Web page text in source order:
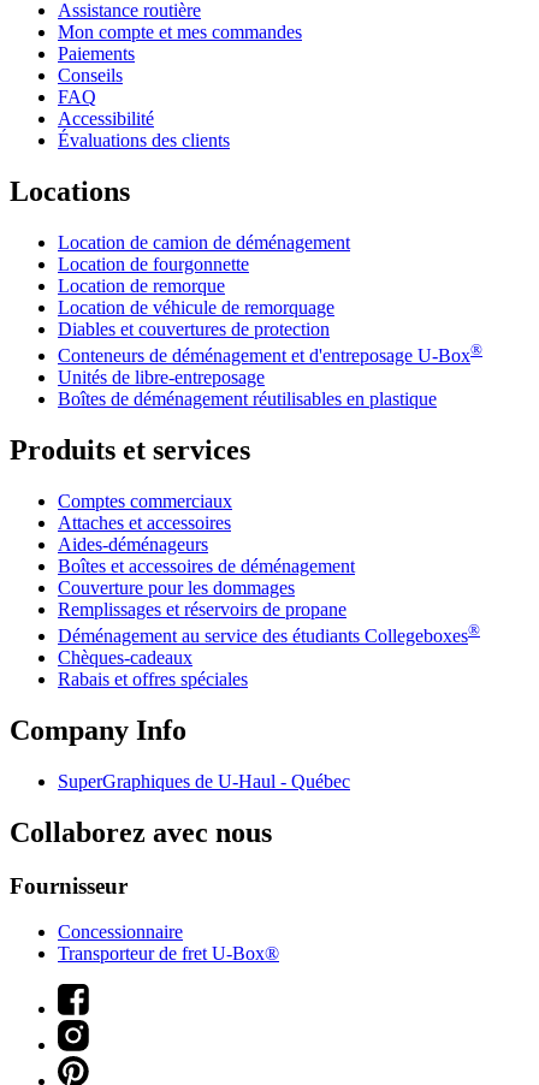
Assistance routière
Mon compte et mes commandes
Paiements
Conseils
FAQ
Accessibilité
Évaluations des clients
Locations
Location de camion de déménagement
Location de fourgonnette
Location de remorque
Location de véhicule de remorquage
Diables et couvertures de protection
Conteneurs de déménagement et d'entreposage U-Box®
Unités de libre-entreposage
Boîtes de déménagement réutilisables en plastique
Produits et services
Comptes commerciaux
Attaches et accessoires
Aides-déménageurs
Boîtes et accessoires de déménagement
Couverture pour les dommages
Remplissages et réservoirs de propane
Déménagement au service des étudiants Collegeboxes®
Chèques-cadeaux
Rabais et offres spéciales
Company Info
SuperGraphiques de U-Haul - Québec
Collaborez avec nous
Fournisseur
Concessionnaire
Transporteur de fret U-Box®